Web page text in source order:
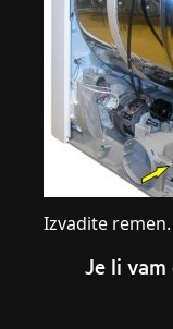
Izvadite remen.
Je li